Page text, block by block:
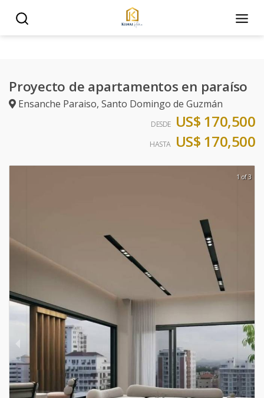
Proyecto de apartamentos en paraíso
Ensanche Paraiso, Santo Domingo de Guzmán
DESDE US$ 170,500
HASTA US$ 170,500
1 of 3